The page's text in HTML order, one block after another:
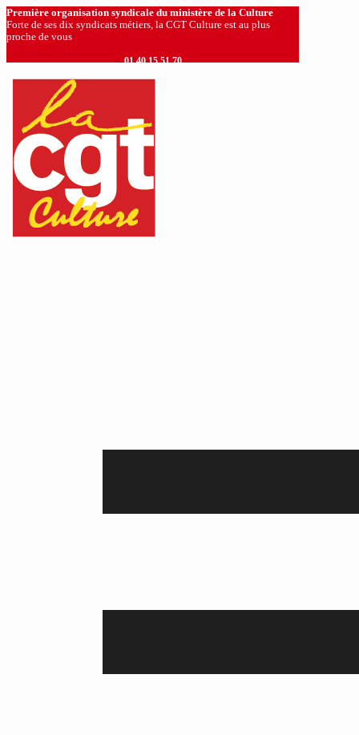
Première organisation syndicale du ministère de la Culture
Forte de ses dix syndicats métiers, la CGT Culture est au plus
proche de vous
01 40 15 51 70